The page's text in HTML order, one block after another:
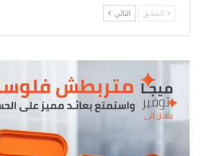
السابق التالي